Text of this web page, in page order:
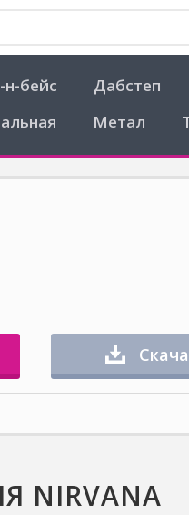
бейс Дабстеп
Метал
NIRVANA